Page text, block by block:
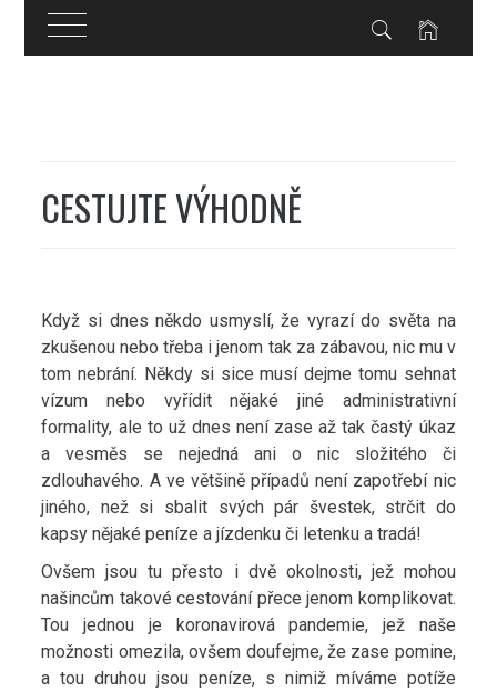
CESTUJTE VÝHODNĚ
Když si dnes někdo usmyslí, že vyrazí do světa na
zkušenou nebo třeba i jenom tak za zábavou, nic mu v
tom nebrání. Někdy si sice musí dejme tomu sehnat
vízum nebo vyřídit nějaké jiné administrativní
formality, ale to už dnes není zase až tak častý úkaz
a vesměs se nejedná ani o nic složitého či
zdlouhavého. A ve většině případů není zapotřebí nic
jiného, než si sbalit svých pár švestek, strčit do
kapsy nějaké peníze a jízdenku či letenku a tradá!
Ovšem jsou tu přesto i dvě okolnosti, jež mohou
našincům takové cestování přece jenom komplikovat.
Tou jednou je koronavirová pandemie, jež naše
možnosti omezila, ovšem doufejme, že zase pomine,
a tou druhou jsou peníze, s nimiž míváme potíže